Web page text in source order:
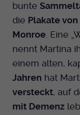
bunte
die Plakate
Monroe. Eine
nennt Martina
einem alten,
Jahren hat
versteckt, auf
mit Demenz